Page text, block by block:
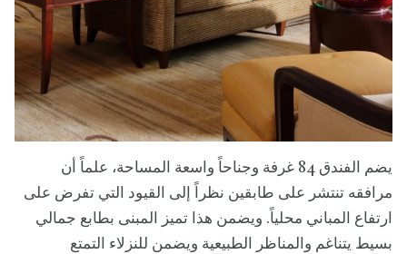
يضم الفندق 84 غرفة وجناحاً واسعة المساحة، علماً أن
مرافقه تنتشر على طابقين نظراً إلى القيود التي تفرض على
ارتفاع المباني محلياً. ويضمن هذا تميز المبنى بطابع جمالي
بسيط يتناغم والمناظر الطبيعية ويضمن للنزلاء التمتع